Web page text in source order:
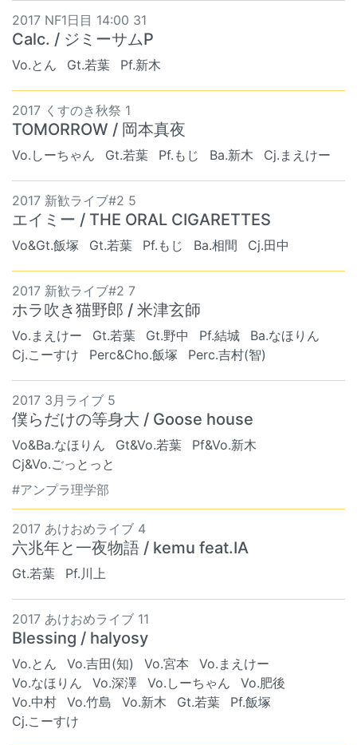
2017 NF1日目 14:00 31
Calc. / ジミーサムP
Vo.とん Gt.若葉 Pf.新木
2017 くすのき秋祭 1
TOMORROW / 岡本真夜
Vo.しーちゃん Gt.若葉 Pf.もじ Ba.新木 Cj.まえけー
2017 新歓ライブ#2 5
エイミー / THE ORAL CIGARETTES
Vo&Gt.飯塚 Gt.若葉 Pf.もじ Ba.相間 Cj.田中
2017 新歓ライブ#2 7
ホラ吹き猫野郎 / 米津玄師
Vo.まえけー Gt.若葉 Gt.野中 Pf.結城
Ba.なほりん
Cj.こーすけ
Perc&Cho.飯塚 Perc.吉村(智)
2017 3月ライブ 5
僕らだけの等身大 / Goose house
Vo&Ba.なほりん Gt&Vo.若葉
Pf&Vo.新木
Cj&Vo.ごっとっと
#アンプラ理学部
2017 あけおめライブ 4
六兆年と一夜物語 / kemu feat.IA
Gt.若葉 Pf.川上
2017 あけおめライブ 11
Blessing / halyosy
Vo.とん Vo.吉田(知) Vo.宮本
Vo.まえけー
Vo.なほりん
Vo.深澤 Vo.しーちゃん
Vo.肥後
Vo.中村
Vo.竹島 Vo.新木 Gt.若葉
Pf.飯塚
Cj.こーすけ